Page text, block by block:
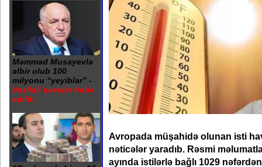
Məmməd Musayevlə
əlbir olub 100
milyonu “yeyiblər” -
Vəzifəli şəxslər həbs
edildi
Avropada müşahidə olunan isti
nəticələr yaradıb. Rəsmi
ayında istilərlə bağlı 1029